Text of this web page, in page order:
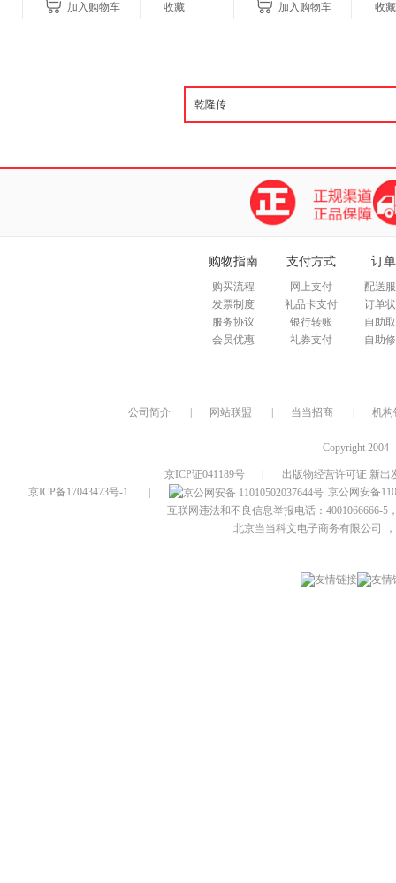
养好品质，发现快
加入购物车 收藏
藩、梁启超毕生仰赖的处世心经
加入购物车 收藏
购物指南
购买流程
发票制度
服务协议
会员优惠
支付方式
网上支付
礼品卡支付
银行转账
礼券支付
订
配送
订单
自助
自助
公司简介 网站联盟 当当招商 机构
Copyright 2004
京ICP证041189号
出版物经营许可证 新出
京ICP备17043473号-1
京公网安备
互联网违法和不良信息举报电话：4001066666-5
北京当当科文电子商务有限公司